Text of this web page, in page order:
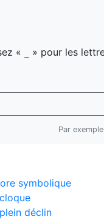
« » pour les
Par
symbolique
déclin